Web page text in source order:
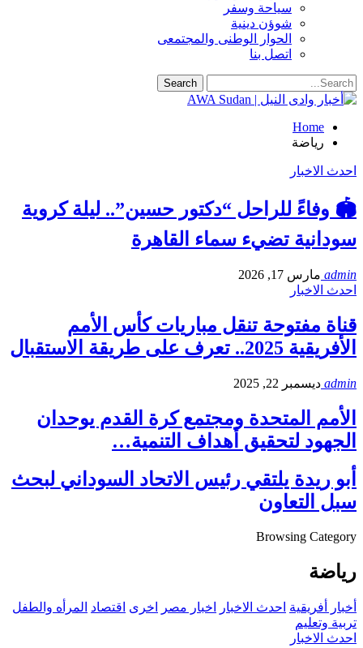
سياحة وسفر
شوؤن دينية
الحوار الوطنى والمجتمعى
اتصل بنا
Home
رياضة
احدث الاخبار
🏟 وفاءً للراحل “دكتور حسين”.. ليلة كروية
سودانية تضيء سماء القاهرة
admin مارس 17, 2026
احدث الاخبار
قناة مفتوحة تنقل مباريات كأس الأمم
الأفريقية 2025.. تعرف على طريقة الاستقبال
admin ديسمبر 22, 2025
الأمم المتحدة ومجتمع كرة القدم يوحدان
الجهود لتحقيق أهداف التنمية…
أبو ريدة يلتقي رئيس الاتحاد السوداني لبحث
سبل التعاون
Browsing Category
رياضة
أخبار أفريقية احدث الاخبار اخبار مصر اخرى اقتصاد المرأه والطفل
تربية وتعليم
احدث الاخبار